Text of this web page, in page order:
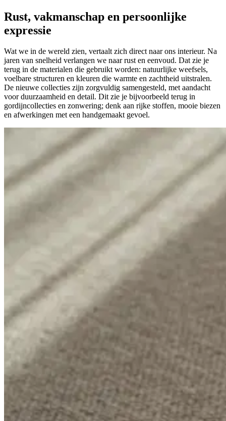
Rust, vakmanschap en persoonlijke
expressie
Wat we in de wereld zien, vertaalt zich direct naar ons interieur. Na
jaren van snelheid verlangen we naar rust en eenvoud. Dat zie je
terug in de materialen die gebruikt worden: natuurlijke weefsels,
voelbare structuren en kleuren die warmte en zachtheid uitstralen.
De nieuwe collecties zijn zorgvuldig samengesteld, met aandacht
voor duurzaamheid en detail. Dit zie je bijvoorbeeld terug in
gordijncollecties en zonwering; denk aan rijke stoffen, mooie biezen
en afwerkingen met een handgemaakt gevoel.